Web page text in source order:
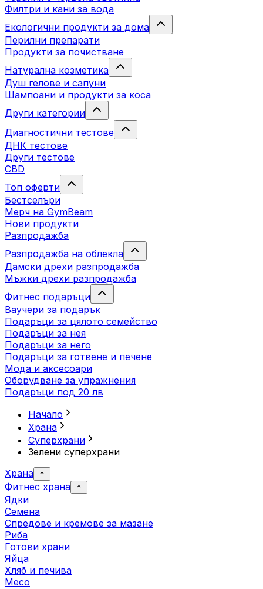
Филтри и кани за вода
Екологични продукти за дома
Перилни препарати
Продукти за почистване
Натурална козметика
Душ гелове и сапуни
Шампоани и продукти за коса
Други категории
Диагностични тестове
ДНК тестове
Други тестове
CBD
Топ оферти
Бестселъри
Мерч на GymBeam
Нови продукти
Разпродажба
Разпродажба на облекла
Дамски дрехи разпродажба
Мъжки дрехи разпродажба
Фитнес подаръци
Ваучери за подарък
Подаръци за цялото семейство
Подаръци за нея
Подаръци за него
Подаръци за готвене и печене
Мода и аксесоари
Оборудване за упражнения
Подаръци под 20 лв
Начало
Храна
Суперхрани
Зелени суперхрани
Храна
Фитнес храна
Ядки
Семена
Спредове и кремове за мазане
Риба
Готови храни
Яйца
Хляб и печива
Месо